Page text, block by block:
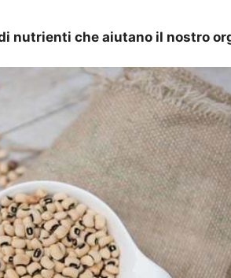
nutrienti che aiutano il nostro